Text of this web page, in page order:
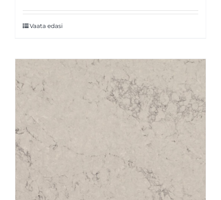
Vaata edasi